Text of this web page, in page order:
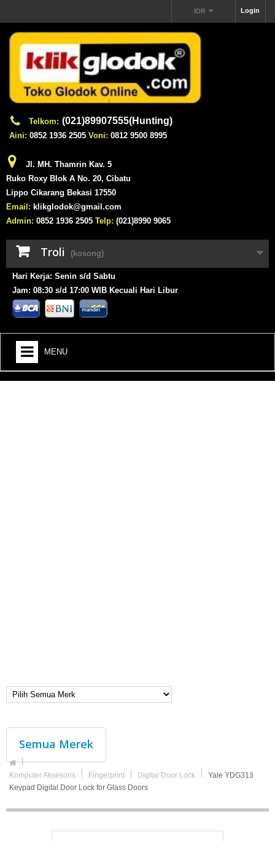
Login
IDR
Telkom: (021)89907555(Hunting)
Aini: 0852 1936 2505 Voni: 0812 9500 8995
Jl. MH. Thamrin Kav. 5
Ruko Roxy Blok A No. 20, Cibatu
Lippo Cikarang Bekasi 17550
Email: klikglodok@gmail.com
Admin: 0852 1936 2505 Telp: (021)8990 9065
Troli (kosong)
Hari Kerja: Senin s/d Sabtu
Jam: 08:30 s/d 17:00 WIB Kecuali Hari Libur
MENU
Semua Merek
Komputer Aksesoris Fingerprint Digital Door Lock
Yale YDG313
Keypad Digital Door Lock for Glass Doors